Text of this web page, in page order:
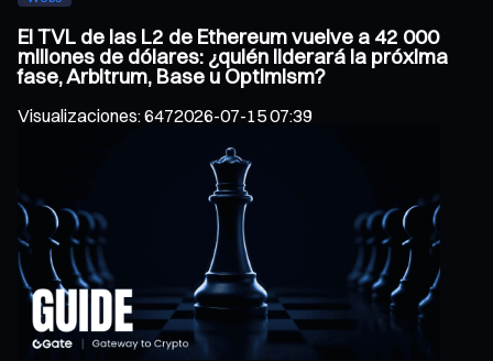
El TVL de las L2 de Ethereum vuelve a 42 000
millones de dólares: ¿quién liderará la próxima
fase, Arbitrum, Base u Optimism?
Visualizaciones:6472026-07-15 07:39